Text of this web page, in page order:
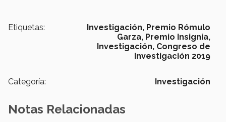
Etiquetas: Investigación, Premio Rómulo
Garza, Premio Insignia,
Investigación, Congreso de
Investigación 2019
Categoría: Investigación
Notas Relacionadas